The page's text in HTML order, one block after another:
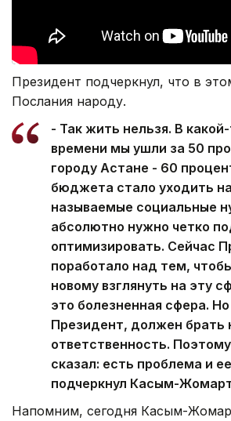
Президент подчеркнул, что в
Послания народу.
- Так жить нельзя. В
времени мы ушли за 50
городу Астане - 60
бюджета стало уходить
называемые социальные
абсолютно нужно четко
оптимизировать. Сейчас
поработало над тем,
новому взглянуть на эту
это болезненная сфера. Но
Президент, должен брать
ответственность.
сказал: есть проблема и
подчеркнул Касым-
Напомним, сегодня Касым-